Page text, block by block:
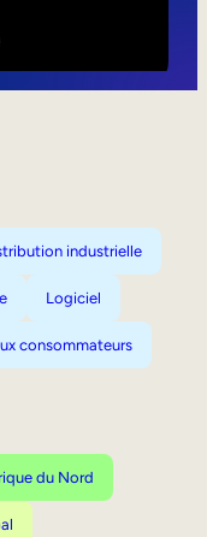
industrielle
Logiciel
consommateurs
du Nord